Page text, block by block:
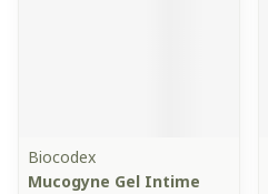
Biocodex
Mucogyne Gel Intime